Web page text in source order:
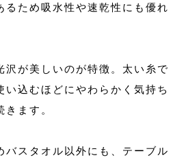
るため吸水性や速乾性にも優れ
沢が美しいのが特徴。太い糸で
い込むほどにやわらかく気持ち
ます。
バスタオル以外にも、テーブル